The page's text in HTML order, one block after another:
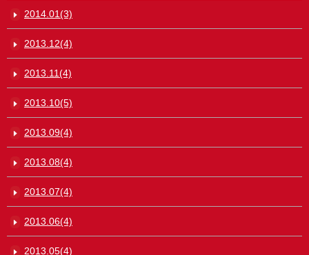
2014.01(3)
2013.12(4)
2013.11(4)
2013.10(5)
2013.09(4)
2013.08(4)
2013.07(4)
2013.06(4)
2013.05(4)